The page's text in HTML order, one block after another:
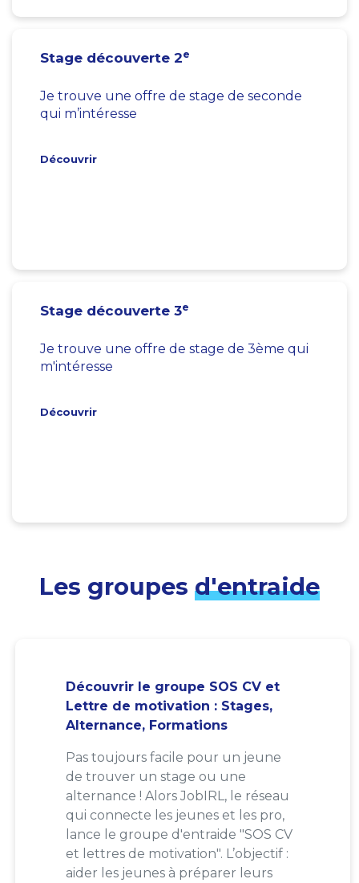
Stage découverte 2e
Je trouve une offre de stage de seconde
qui m’intéresse
Découvrir
Stage découverte 3e
Je trouve une offre de stage de 3ème qui
m'intéresse
Découvrir
Les groupes d'entraide
Découvrir le groupe SOS CV et
Lettre de motivation : Stages,
Alternance, Formations
Pas toujours facile pour un jeune
de trouver un stage ou une
alternance ! Alors JobIRL, le réseau
qui connecte les jeunes et les pro,
lance le groupe d'entraide "SOS CV
et lettres de motivation". L’objectif :
aider les jeunes à préparer leurs